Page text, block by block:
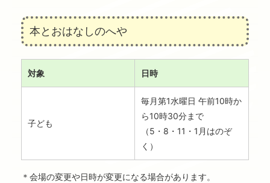
本とおはなしのへや
対象 日時
子ども
毎月第1水曜日 午前10時か
ら10時30分まで
（5・8・11・1月はのぞ
く）
＊会場の変更や日時が変更になる場合があります。